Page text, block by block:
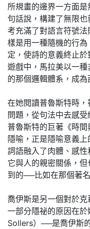
所規畫的邊界一方面
句話說，構建了無限
考充滿了對語言符號
樣是用一種隨機的行
定，使詩的意義終止
遊戲中，馬拉美以一
的那個邏輯體系，成
在她閱讀普魯斯特時
問題，從句法中去感
普魯斯特的巨著《時
隱喻，正是隱喻意義
詞語融入了肉體、感
它與人的親密關係，
到的──比如在那個著
喬伊斯是另一個對於克
一部分隱祕的原因在
Sollers）──是喬伊斯